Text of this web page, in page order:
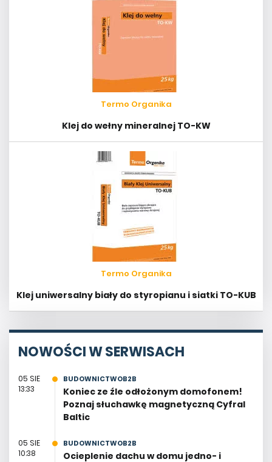
Termo Organika
Klej do wełny mineralnej TO-KW
Termo Organika
Klej uniwersalny biały do styropianu i siatki TO-KUB
NOWOŚCI W SERWISACH
05 SIE
13:33
BUDOWNICTWOB2B
Koniec ze źle odłożonym domofonem!
Poznaj słuchawkę magnetyczną Cyfral
Baltic
05 SIE
10:38
BUDOWNICTWOB2B
Ocieplenie dachu w domu jedno- i